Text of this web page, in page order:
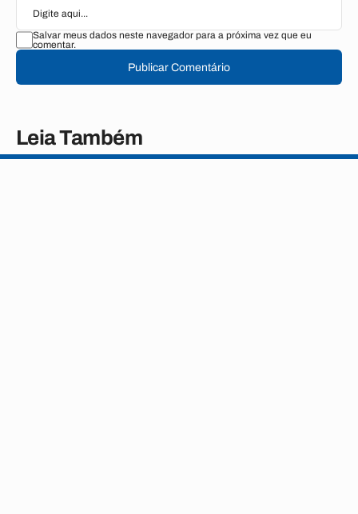
Salvar meus dados neste navegador para a próxima vez que eu
comentar.
Publicar Comentário
Leia Também